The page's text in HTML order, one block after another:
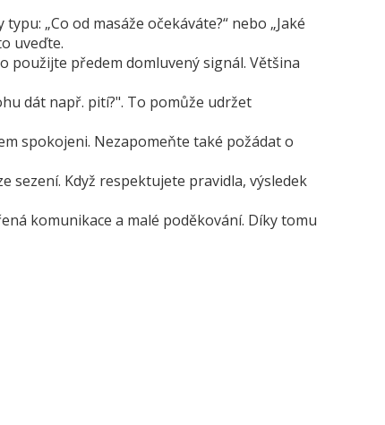
„Co od masáže očekáváte?“ nebo „Jaké
uveďte.
použijte předem domluvený signál. Většina
dát např. pití?". To pomůže udržet
spokojeni. Nezapomeňte také požádat o
sezení. Když respektujete pravidla, výsledek
komunikace a malé poděkování. Díky tomu